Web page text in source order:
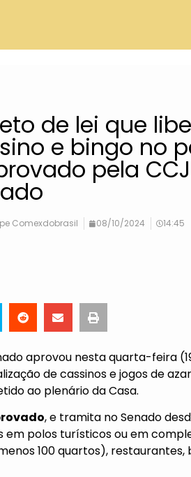
de lei que
e bingo no
pela
Comexdobrasil 08/10/2024 14:45
aprovou nesta quarta-feira
de cassinos e jogos de
ao plenário da Casa.
, e tramita no Senado
em polos turísticos ou em
100 quartos), restaurantes,